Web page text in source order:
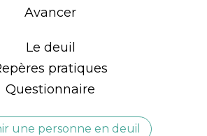
Avancer
Le deuil
pratiques
Questionnaire
une personne en deuil